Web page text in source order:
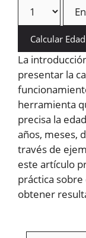
Calcular Edad
La
presentar la
herramienta
precisa la
años, meses,
través de
este artículo
práctica
obtener